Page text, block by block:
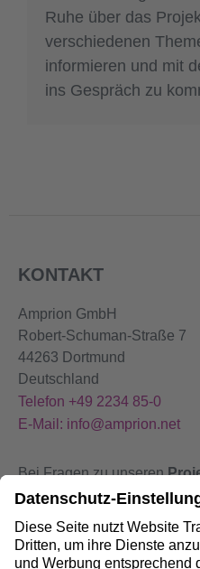
Ruhe über das
verschiedenen
informieren und mit
ins Gespräch zu
KONTAKT
Amprion GmbH
Robert-Schuman-Straße 7
44263 Dortmund
Deutschland
Telefon +49 2234 85-0
E-Mail: info@amprion.net
Bei Fragen zu unseren
+49 800 584 9000
BeiStörungen an unseren